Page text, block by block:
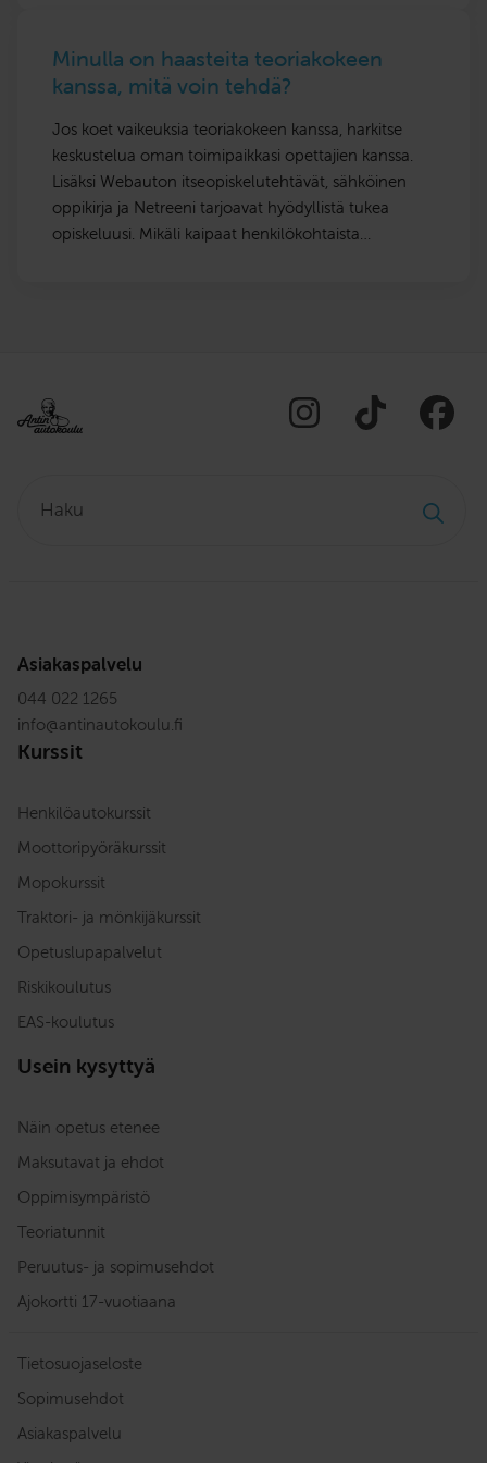
Minulla on haasteita teoriakokeen
kanssa, mitä voin tehdä?
Jos koet vaikeuksia teoriakokeen kanssa, harkitse
keskustelua oman toimipaikkasi opettajien kanssa.
Lisäksi Webauton itseopiskelutehtävät, sähköinen
oppikirja ja Netreeni tarjoavat hyödyllistä tukea
opiskeluusi. Mikäli kaipaat henkilökohtaista…
Asiakaspalvelu
044 022 1265
info@antinautokoulu.fi
Kurssit
Henkilöautokurssit
Moottoripyöräkurssit
Mopokurssit
Traktori- ja mönkijäkurssit
Opetuslupapalvelut
Riskikoulutus
EAS-koulutus
Usein kysyttyä
Näin opetus etenee
Maksutavat ja ehdot
Oppimisympäristö
Teoriatunnit
Peruutus- ja sopimusehdot
Ajokortti 17-vuotiaana
Tietosuojaseloste
Sopimusehdot
Asiakaspalvelu